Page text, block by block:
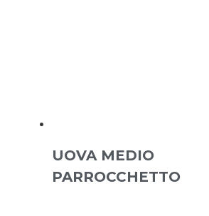
UOVA MEDIO
PARROCCHETTO